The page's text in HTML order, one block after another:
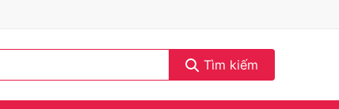
Tìm kiếm